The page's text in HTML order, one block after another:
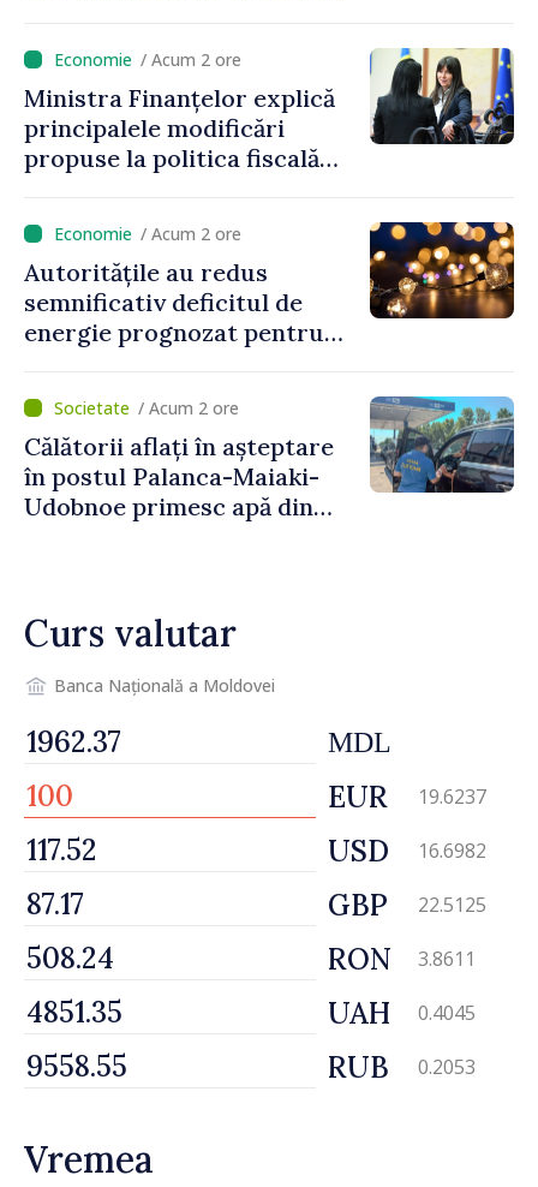
/ Acum 2 ore
Ministra Finanțelor explică
principalele modificări
propuse la politica fiscală
venit
/ Acum 2 ore
Autoritățile au redus
semnificativ deficitul de
energie prognozat pentru
/ Acum 2 ore
Călătorii aflați în așteptare
în postul Palanca-Maiaki-
Udobnoe primesc apă din
Curs valutar
Banca Națională a Moldovei
MDL
EUR 19.6237
USD 16.6982
GBP 22.5125
RON 3.8611
UAH 0.4045
RUB 0.2053
Vremea